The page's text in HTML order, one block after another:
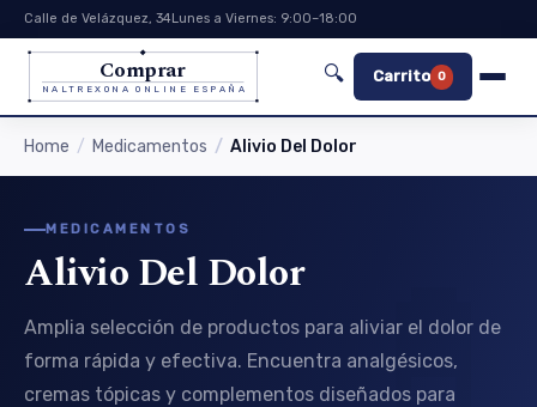
Calle de Velázquez, 34Lunes a Viernes: 9:00–18:00
Comprar
NALTREXONA ONLINE ESPAÑA
🔍 Carrito 0
Home Medicamentos Alivio Del Dolor
MEDICAMENTOS
Alivio Del Dolor
Amplia selección de productos para aliviar el dolor de
forma rápida y efectiva. Encuentra analgésicos,
cremas tópicas y complementos diseñados para